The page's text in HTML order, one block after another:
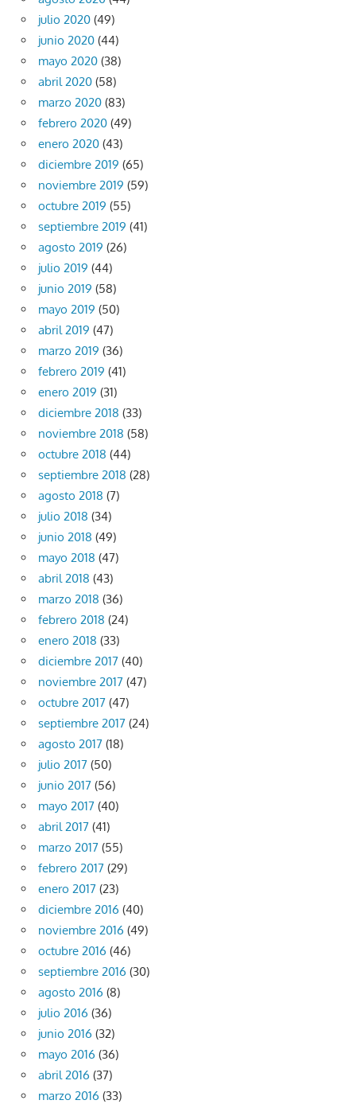
julio 2020 (49)
junio 2020 (44)
mayo 2020 (38)
abril 2020 (58)
marzo 2020 (83)
febrero 2020 (49)
enero 2020 (43)
diciembre 2019 (65)
noviembre 2019 (59)
octubre 2019 (55)
septiembre 2019 (41)
agosto 2019 (26)
julio 2019 (44)
junio 2019 (58)
mayo 2019 (50)
abril 2019 (47)
marzo 2019 (36)
febrero 2019 (41)
enero 2019 (31)
diciembre 2018 (33)
noviembre 2018 (58)
octubre 2018 (44)
septiembre 2018 (28)
agosto 2018 (7)
julio 2018 (34)
junio 2018 (49)
mayo 2018 (47)
abril 2018 (43)
marzo 2018 (36)
febrero 2018 (24)
enero 2018 (33)
diciembre 2017 (40)
noviembre 2017 (47)
octubre 2017 (47)
septiembre 2017 (24)
agosto 2017 (18)
julio 2017 (50)
junio 2017 (56)
mayo 2017 (40)
abril 2017 (41)
marzo 2017 (55)
febrero 2017 (29)
enero 2017 (23)
diciembre 2016 (40)
noviembre 2016 (49)
octubre 2016 (46)
septiembre 2016 (30)
agosto 2016 (8)
julio 2016 (36)
junio 2016 (32)
mayo 2016 (36)
abril 2016 (37)
marzo 2016 (33)